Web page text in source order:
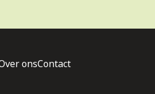
onsContact